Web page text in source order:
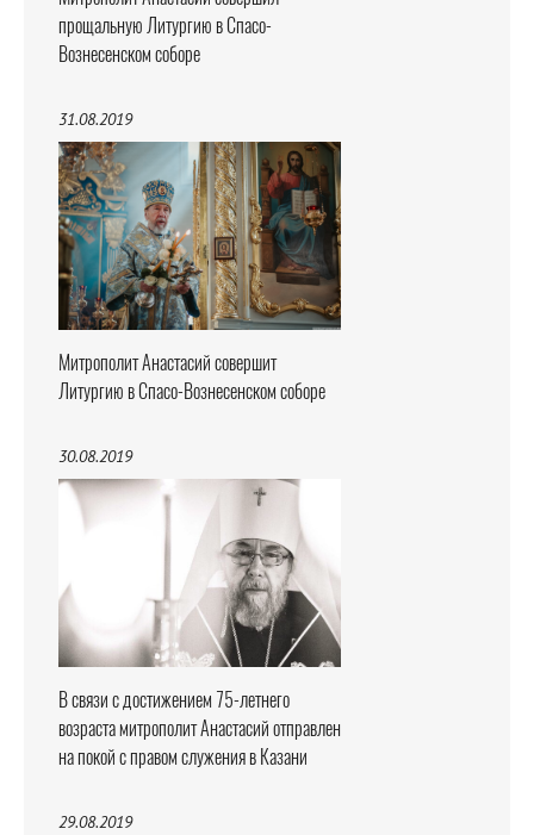
прощальную Литургию в Спасо-
Вознесенском соборе
31.08.2019
Митрополит Анастасий совершит
Литургию в Спасо-Вознесенском соборе
30.08.2019
В связи с достижением 75-летнего
возраста митрополит Анастасий отправлен
на покой с правом служения в Казани
29.08.2019